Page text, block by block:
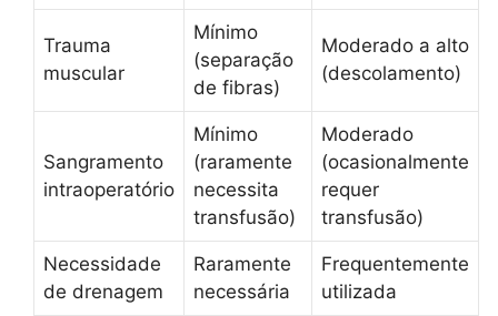
Trauma
muscular
Mínimo
(separação
de fibras)
Moderado a alto
(descolamento)
Sangramento
intraoperatório
Mínimo
(raramente
necessita
transfusão)
Moderado
(ocasionalmente
requer
transfusão)
Necessidade
de drenagem
Raramente
necessária
Frequentemente
utilizada